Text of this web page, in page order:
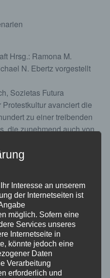
Hrsg.: Ramona M.
N. Ebertz vorgestellt
Sozietas Futura
avanciert die
zu einer treibenden
die zunehmend auch von
Wirkungsfeld
wird.
– angefangen von der
innen selbst, der Politik,
über die
gemeinnützigen Akteure
3, Klagenfurt
Uhr
Interesse an unserem
der Internetseiten ist
möglich. Sofern eine
Services unseres
Internetseite in
könnte jedoch eine
Daten
Verarbeitung
erforderlich und